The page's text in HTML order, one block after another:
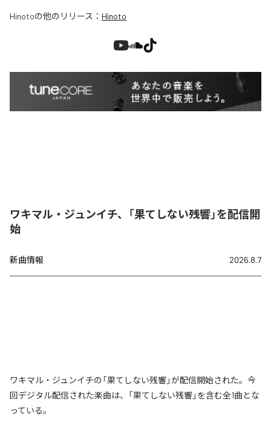
Hinotoの他のリリース： Hinoto
ワキマル・ジュンイチ、「果てしない残響」を配信開
始
新曲情報 2026.8.7
ワキマル・ジュンイチの「果てしない残響」が配信開始された。今
回デジタル配信された楽曲は、「果てしない残響」を含む全1曲とな
っている。